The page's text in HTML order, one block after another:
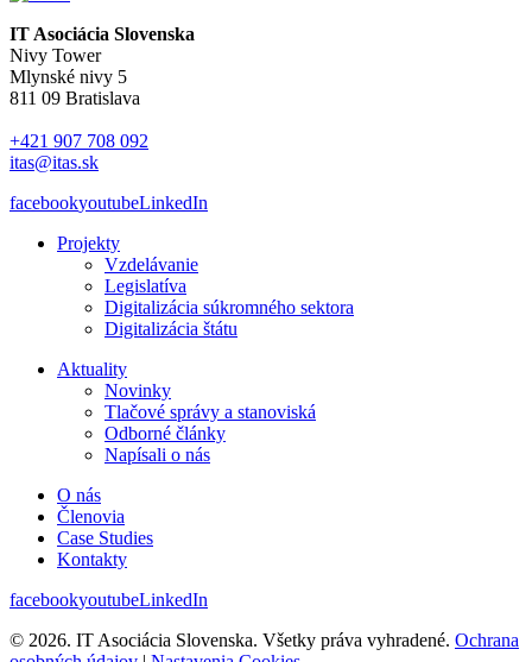
IT Asociácia Slovenska
Nivy Tower
Mlynské nivy 5
811 09 Bratislava
+421 907 708 092
itas@itas.sk
facebookyoutubeLinkedIn
Projekty
Vzdelávanie
Legislatíva
Digitalizácia súkromného sektora
Digitalizácia štátu
Aktuality
Novinky
Tlačové správy a stanoviská
Odborné články
Napísali o nás
O nás
Členovia
Case Studies
Kontakty
facebookyoutubeLinkedIn
© 2026. IT Asociácia Slovenska. Všetky práva vyhradené. Ochrana